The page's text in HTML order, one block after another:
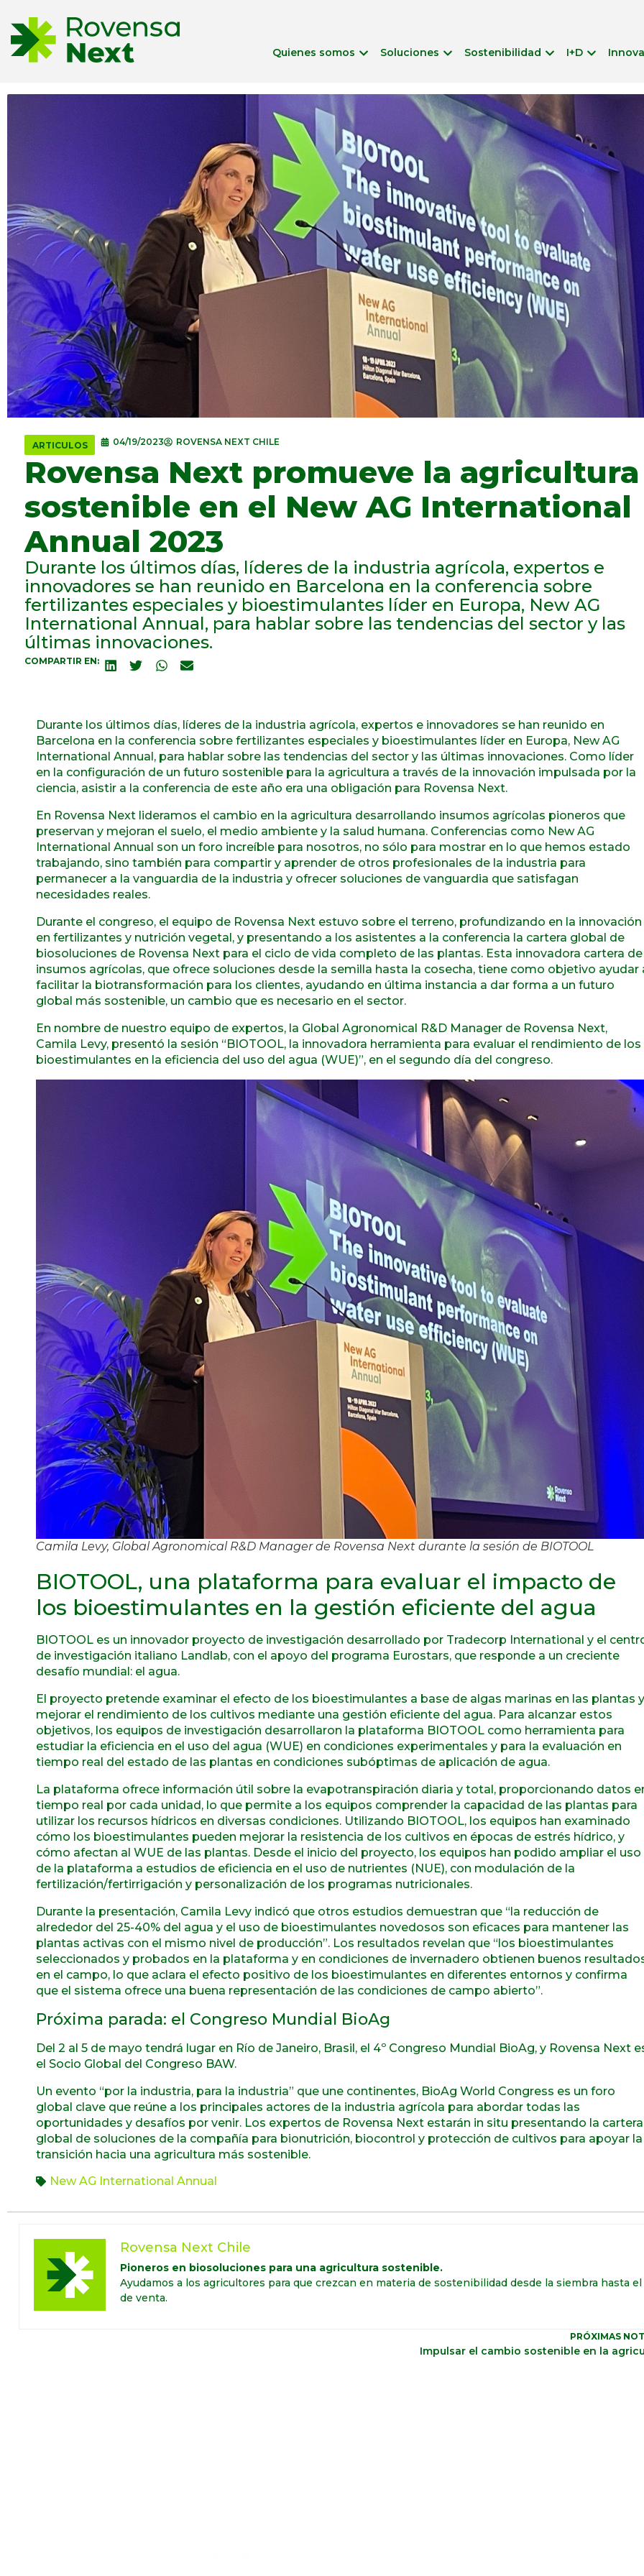
Quienes somos Soluciones Sostenibilidad I+D
ARTICULOS 04/19/2023 ROVENSA NEXT CHILE
Rovensa Next promueve la agricultura
sostenible en el New AG International
Annual 2023
Durante los últimos días, líderes de la industria agrícola, expertos e
innovadores se han reunido en Barcelona en la conferencia sobre
fertilizantes especiales y bioestimulantes líder en Europa, New AG
International Annual, para hablar sobre las tendencias del sector y las
últimas innovaciones.
COMPARTIR EN:
Durante los últimos días, líderes de la industria agrícola, expertos e innovadores se han reunido en
Barcelona en la conferencia sobre fertilizantes especiales y bioestimulantes líder en Europa, New AG
International Annual, para hablar sobre las tendencias del sector y las últimas innovaciones. Como líder
en la configuración de un futuro sostenible para la agricultura a través de la innovación impulsada por la
ciencia, asistir a la conferencia de este año era una obligación para Rovensa Next.
En Rovensa Next lideramos el cambio en la agricultura desarrollando insumos agrícolas pioneros que
preservan y mejoran el suelo, el medio ambiente y la salud humana. Conferencias como New AG
International Annual son un foro increíble para nosotros, no sólo para mostrar en lo que hemos estado
trabajando, sino también para compartir y aprender de otros profesionales de la industria para
permanecer a la vanguardia de la industria y ofrecer soluciones de vanguardia que satisfagan
necesidades reales.
Durante el congreso, el equipo de Rovensa Next estuvo sobre el terreno, profundizando en la innovación
en fertilizantes y nutrición vegetal, y presentando a los asistentes a la conferencia la cartera global de
biosoluciones de Rovensa Next para el ciclo de vida completo de las plantas. Esta innovadora cartera de
insumos agrícolas, que ofrece soluciones desde la semilla hasta la cosecha, tiene como objetivo ayudar
facilitar la biotransformación para los clientes, ayudando en última instancia a dar forma a un futuro
global más sostenible, un cambio que es necesario en el sector.
En nombre de nuestro equipo de expertos, la Global Agronomical R&D Manager de Rovensa Next,
Camila Levy, presentó la sesión “BIOTOOL, la innovadora herramienta para evaluar el rendimiento de los
bioestimulantes en la eficiencia del uso del agua (WUE)”, en el segundo día del congreso.
Camila Levy, Global Agronomical R&D Manager de Rovensa Next durante la sesión de BIOTOOL
BIOTOOL, una plataforma para evaluar el impacto de
los bioestimulantes en la gestión eficiente del agua
BIOTOOL es un innovador proyecto de investigación desarrollado por Tradecorp International y el
de investigación italiano Landlab, con el apoyo del programa Eurostars, que responde a un creciente
desafío mundial: el agua.
El proyecto pretende examinar el efecto de los bioestimulantes a base de algas marinas en las plantas y
mejorar el rendimiento de los cultivos mediante una gestión eficiente del agua. Para alcanzar estos
objetivos, los equipos de investigación desarrollaron la plataforma BIOTOOL como herramienta para
estudiar la eficiencia en el uso del agua (WUE) en condiciones experimentales y para la evaluación en
tiempo real del estado de las plantas en condiciones subóptimas de aplicación de agua.
La plataforma ofrece información útil sobre la evapotranspiración diaria y total, proporcionando datos
tiempo real por cada unidad, lo que permite a los equipos comprender la capacidad de las plantas para
utilizar los recursos hídricos en diversas condiciones. Utilizando BIOTOOL, los equipos han examinado
cómo los bioestimulantes pueden mejorar la resistencia de los cultivos en épocas de estrés hídrico, y
cómo afectan al WUE de las plantas. Desde el inicio del proyecto, los equipos han podido ampliar el uso
de la plataforma a estudios de eficiencia en el uso de nutrientes (NUE), con modulación de la
fertilización/fertirrigación y personalización de los programas nutricionales.
Durante la presentación, Camila Levy indicó que otros estudios demuestran que “la reducción de
alrededor del 25-40% del agua y el uso de bioestimulantes novedosos son eficaces para mantener las
plantas activas con el mismo nivel de producción”. Los resultados revelan que “los bioestimulantes
seleccionados y probados en la plataforma y en condiciones de invernadero obtienen buenos
en el campo, lo que aclara el efecto positivo de los bioestimulantes en diferentes entornos y confirma
que el sistema ofrece una buena representación de las condiciones de campo abierto”.
Próxima parada: el Congreso Mundial BioAg
Del 2 al 5 de mayo tendrá lugar en Río de Janeiro, Brasil, el 4º Congreso Mundial BioAg, y Rovensa Next
el Socio Global del Congreso BAW.
Un evento “por la industria, para la industria” que une continentes, BioAg World Congress es un foro
global clave que reúne a los principales actores de la industria agrícola para abordar todas las
oportunidades y desafíos por venir. Los expertos de Rovensa Next estarán in situ presentando la cartera
global de soluciones de la compañía para bionutrición, biocontrol y protección de cultivos para apoyar la
transición hacia una agricultura más sostenible.
New AG International Annual
Rovensa Next Chile
Pioneros en biosoluciones para una agricultura sostenible.
Ayudamos a los agricultores para que crezcan en materia de sostenibilidad desde la siembra hasta
de venta.
PRÓXIMAS
Impulsar el cambio sostenible en la